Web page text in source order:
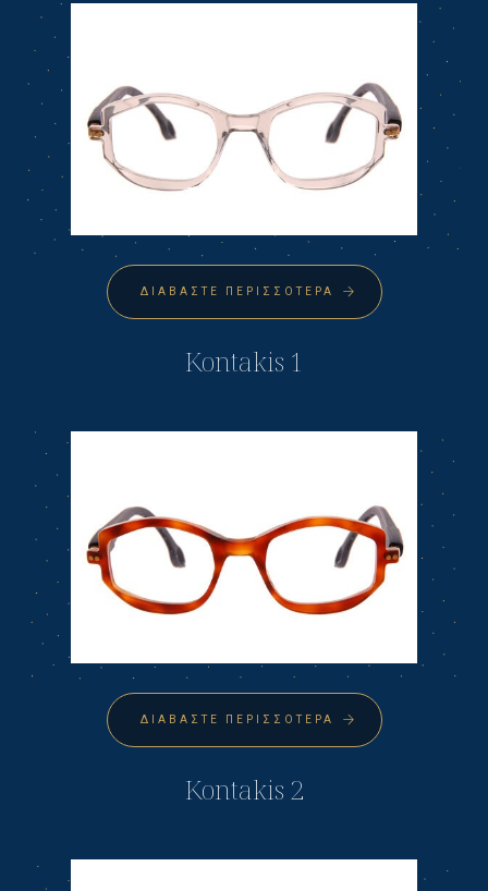
ΔΙΑΒΆΣΤΕ ΠΕΡΙΣΣΌΤΕΡΑ
Kontakis 1
ΔΙΑΒΆΣΤΕ ΠΕΡΙΣΣΌΤΕΡΑ
Kontakis 2